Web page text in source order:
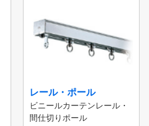
レール・ポール
ビニールカーテンレール・
間仕切りポール